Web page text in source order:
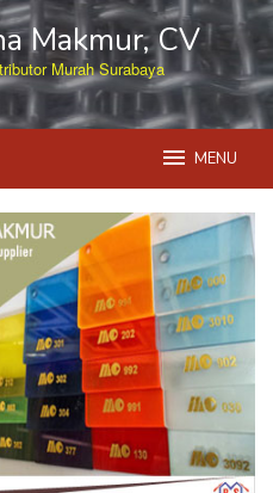
Makmur, CV
Murah Surabaya
MENU